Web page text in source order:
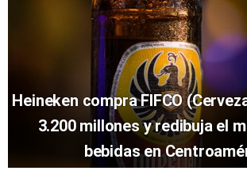
Heineken compra FIFCO
3.200 millones y redibuja el
bebidas en